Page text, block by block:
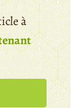
à